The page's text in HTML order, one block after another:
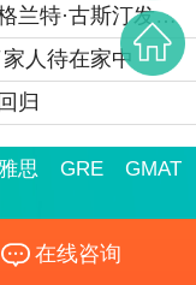
《闪电侠》小演员意外离世，男主格兰特·古斯汀发文悼念
人待在家中
归
思 GRE
GMAT
在线咨询